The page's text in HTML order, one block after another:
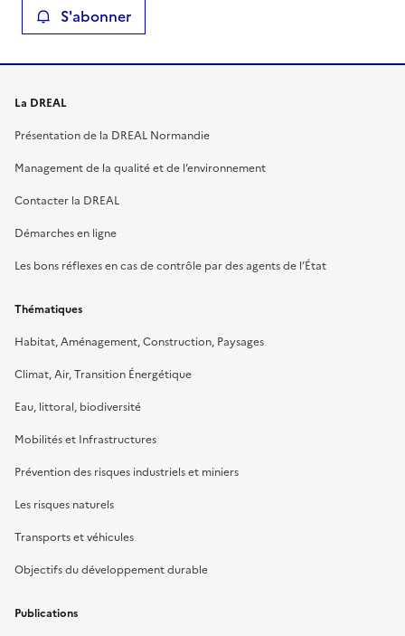
S'abonner
La DREAL
Présentation de la DREAL Normandie
Management de la qualité et de l’environnement
Contacter la DREAL
Démarches en ligne
Les bons réflexes en cas de contrôle par des agents de l’État
Thématiques
Habitat, Aménagement, Construction, Paysages
Climat, Air, Transition Énergétique
Eau, littoral, biodiversité
Mobilités et Infrastructures
Prévention des risques industriels et miniers
Les risques naturels
Transports et véhicules
Objectifs du développement durable
Publications